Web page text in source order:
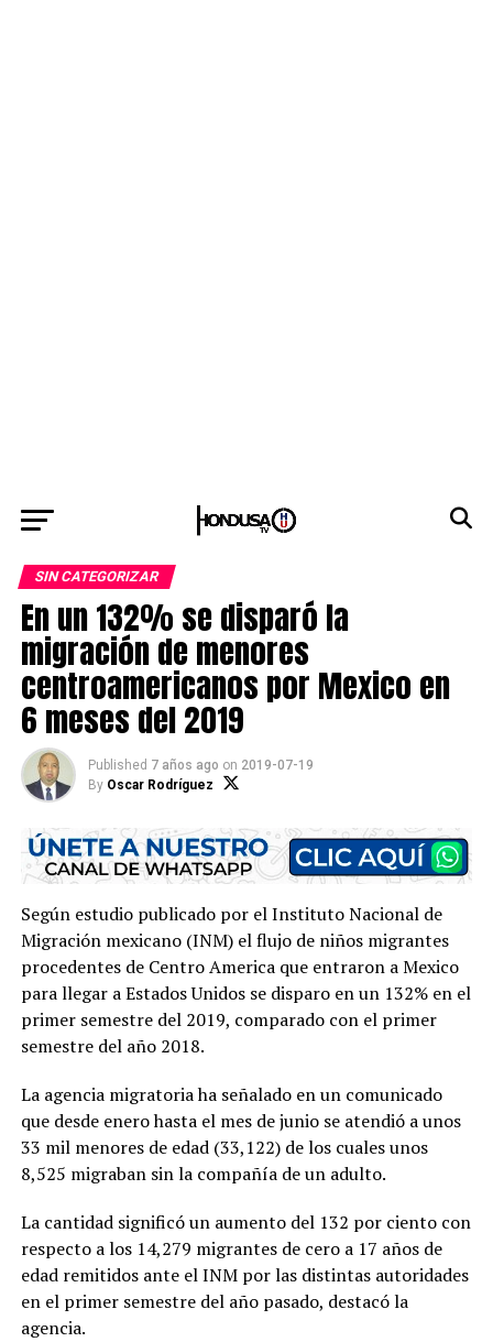
SIN CATEGORIZAR
En un 132% se disparó la
migración de menores
centroamericanos por Mexico en
6 meses del 2019
Published 7 años ago on 2019-07-19
By Oscar Rodríguez
Según estudio publicado por el Instituto Nacional de
Migración mexicano (INM) el flujo de niños migrantes
procedentes de Centro America que entraron a Mexico
para llegar a Estados Unidos se disparo en un 132% en el
primer semestre del 2019, comparado con el primer
semestre del año 2018.
La agencia migratoria ha señalado en un comunicado
que desde enero hasta el mes de junio se atendió a unos
33 mil menores de edad (33,122) de los cuales unos
8,525 migraban sin la compañía de un adulto.
La cantidad significó un aumento del 132 por ciento con
respecto a los 14,279 migrantes de cero a 17 años de
edad remitidos ante el INM por las distintas autoridades
en el primer semestre del año pasado, destacó la
agencia.